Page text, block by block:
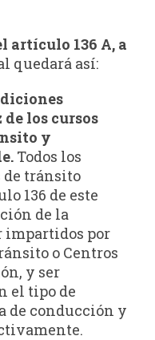
artículo 136 A, a
quedará así:
los cursos
y
Todos los
de tránsito
136 de este
de la
impartidos por
o Centros
y ser
el tipo de
de conducción y